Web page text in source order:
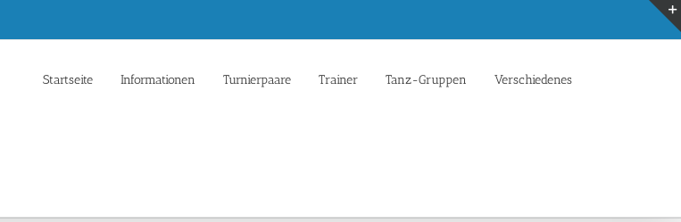
Startseite Informationen Turnierpaare Trainer Tanz-Gruppen Verschiedenes